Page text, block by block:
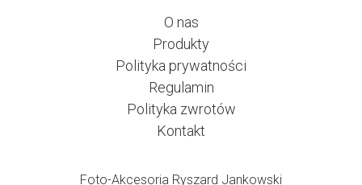
O nas
Produkty
Polityka prywatności
Regulamin
Polityka zwrotów
Kontakt
Foto-Akcesoria Ryszard Jankowski